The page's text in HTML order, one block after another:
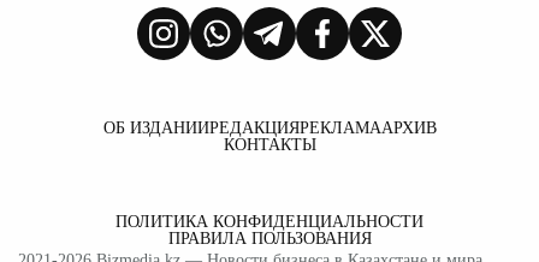
ОБ ИЗДАНИИРЕДАКЦИЯРЕКЛАМААРХИВ
КОНТАКТЫ
ПОЛИТИКА КОНФИДЕНЦИАЛЬНОСТИ
ПРАВИЛА ПОЛЬЗОВАНИЯ